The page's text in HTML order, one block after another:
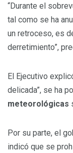
“Durante el
tal como se ha
un retroceso, es
derretimiento”,
El Ejecutivo
delicada”, se ha
meteorológicas
Por su parte, el
indicó que se